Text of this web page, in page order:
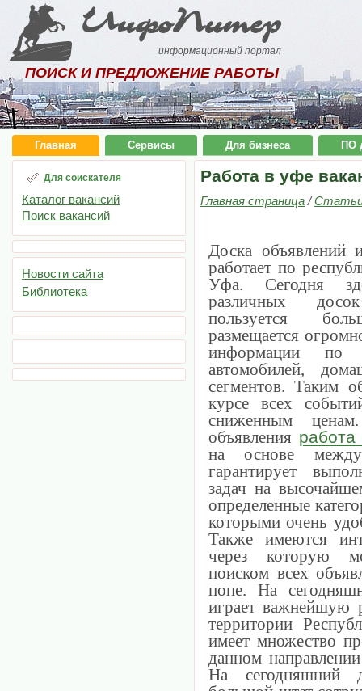
ИнфоПитер
информационный портал
ПОИСК И ПРЕДЛОЖЕНИЕ РАБОТЫ
Главная Сервисы Для бизнеса ПО
Для соискателя
Каталог вакансий
Поиск вакансий
Новости сайта
Библиотека
Работа в уфе
Главная страница/
Доска объявлений
работает по
Уфа. Сегодня
различных
пользуется
размещается
информации по
автомобилей,
сегментов. Таким
курсе всех
сниженным
объявления
на основе
гарантирует
задач на
определенные
которыми очень
Также имеются
через которую
поиском всех
попе. На
играет важнейшую
территории
имеет множество
данном
На сегодняшний